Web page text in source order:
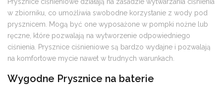
w zbiorniku, co umożliwia swobodne korzystanie z wody pod
prysznicem. Mogą być one wyposażone w pompki nożne lub
ręczne, które pozwalają na wytworzenie odpowiedniego
ciśnienia. Prysznice ciśnieniowe są bardzo wydajne i pozwalają
na komfortowe mycie nawet w trudnych warunkach.
Wygodne Prysznice na baterie